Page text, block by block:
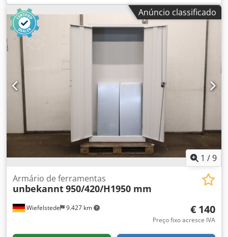
Swarsx Ah Tjrf - Peso das ferramentas: aprox. 400 kg -
Fabricante: várias marcas renomadas, ver fotos -
Venda/preço: apenas como lote completo - Caixa de
transporte: 1200/810/A350 mm - Peso total: 466 kg
Anúncio classificado
1 /9
Wiefelstede 9.427 km
Armário de ferramentas
unbekannt950/420/H1950 mm
€ 140
Preço fixo acresce IVA